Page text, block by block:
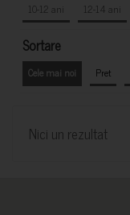
10-12 ani
12-14 ani
Sortare
Cele mai noi Pret
Nici un rezultat